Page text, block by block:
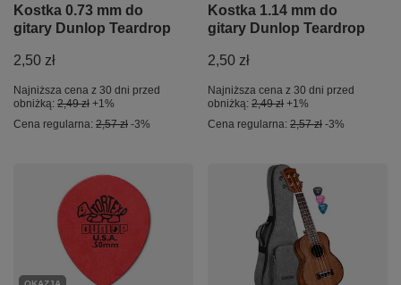
Kostka 0.73 mm do
gitary Dunlop Teardrop
2,50 zł
Najniższa cena z 30 dni przed
obniżką: 2,49 zł +1%
Cena regularna: 2,57 zł -3%
Kostka 1.14 mm do
gitary Dunlop Teardrop
2,50 zł
Najniższa cena z 30 dni przed
obniżką: 2,49 zł +1%
Cena regularna: 2,57 zł -3%